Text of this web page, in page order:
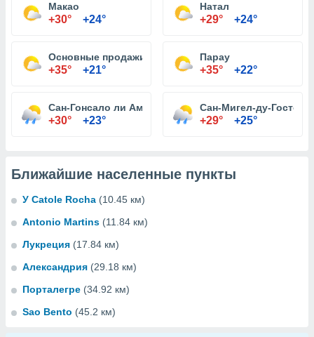
Макао
+30° +24°
Натал
+29° +24°
Основные продажи
+35° +21°
Парау
+35° +22°
Сан-Гонсало ли Амаранти
+30° +23°
Сан-Мигел-ду-Гостозу
+29° +25°
Ближайшие населенные пункты
У Catole Rocha (10.45 км)
Antonio Martins (11.84 км)
Лукреция (17.84 км)
Александрия (29.18 км)
Порталегре (34.92 км)
Sao Bento (45.2 км)